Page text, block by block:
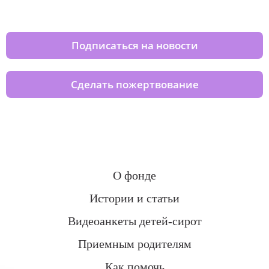
Подписаться на новости
Сделать пожертвование
О фонде
Истории и статьи
Видеоанкеты детей-сирот
Приемным родителям